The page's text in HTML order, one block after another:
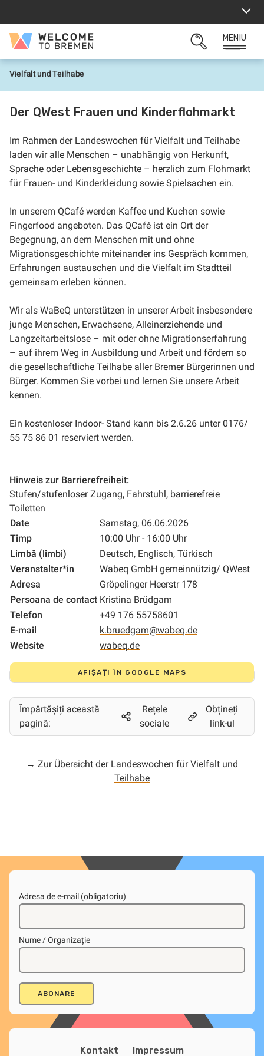
conținut
Welcome
Bremen
CĂUTARE
MENIU
P
m
a
g
i
ă
Vielfalt und Teilhabe
Der QWest Frauen und Kinderflohmarkt
Im Rahmen der Landeswochen für Vielfalt und Teilhabe
laden wir alle Menschen – unabhängig von Herkunft,
Sprache oder Lebensgeschichte – herzlich zum Flohmarkt
für Frauen- und Kinderkleidung sowie Spielsachen ein.
In unserem QCafé werden Kaffee und Kuchen sowie
Fingerfood angeboten. Das QCafé ist ein Ort der
Begegnung, an dem Menschen mit und ohne
Migrationsgeschichte miteinander ins Gespräch kommen,
Erfahrungen austauschen und die Vielfalt im Stadtteil
gemeinsam erleben können.
Wir als WaBeQ unterstützen in unserer Arbeit insbesondere
junge Menschen, Erwachsene, Alleinerziehende und
Langzeitarbeitslose – mit oder ohne Migrationserfahrung
– auf ihrem Weg in Ausbildung und Arbeit und fördern so
die gesellschaftliche Teilhabe aller Bremer Bürgerinnen und
Bürger. Kommen Sie vorbei und lernen Sie unsere Arbeit
kennen.
Ein kostenloser Indoor- Stand kann bis 2.6.26 unter 0176/
55 75 86 01 reserviert werden.
Hinweis zur Barrierefreiheit:
Stufen/stufenloser Zugang, Fahrstuhl, barrierefreie
Toiletten
Date
Samstag, 06.06.2026
Timp
10:00 Uhr - 16:00 Uhr
Limbă (limbi)
Deutsch, Englisch, Türkisch
Veranstalter*in
Wabeq GmbH gemeinnützig/ QWest
Adresa
Gröpelinger Heerstr 178
Persoana de contact Kristina Brüdgam
Telefon
+49 176 55758601
E-mail
k.bruedgam@wabeq.de
Website
wabeq.de
AFIȘAȚI ÎN GOOGLE MAPS
Împărtășiți această
pagină:
Rețele
sociale
Obțineți
link-ul
→ Zur Übersicht der Landeswochen für Vielfalt und
Teilhabe
Adresa de e-mail (obligatoriu)
Nume / Organizație
Kontakt Impressum